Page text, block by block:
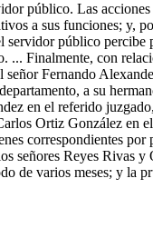
público. Las
a sus funciones; y,
público percibe
... Finalmente, con
Fernando
a su
en el referido
Ortiz González en
correspondientes
señores Reyes Rivas
de varios meses; y la